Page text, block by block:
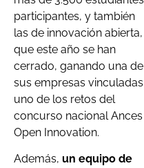
participantes, y también
las de innovación abierta,
que este año se han
cerrado, ganando una de
sus empresas vinculadas
uno de los retos del
concurso nacional Ances
Open Innovation.
Además, un equipo de